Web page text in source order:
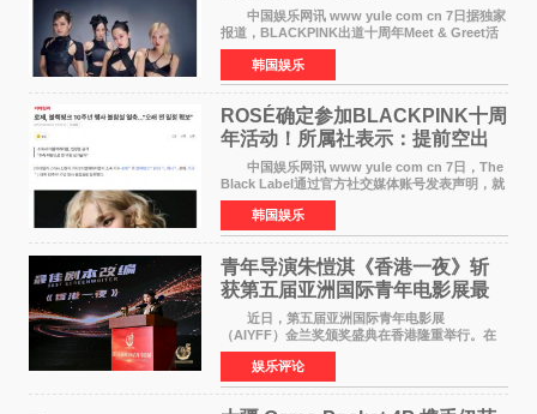
中国娱乐网讯 www yule com cn 7日据独家
报道，BLACKPINK出道十周年Meet & Greet活
动将由智秀、ROS&Eacute;、JENNIE出席，
LISA将缺席。 此前BLACKPINK所属社YG并
未为组合出道十周年做
韩国娱乐
ROSÉ确定参加BLACKPINK十周
年活动！所属社表示：提前空出
了时间
中国娱乐网讯 www yule com cn 7日，The
Black Label通过官方社交媒体账号发表声明，就
近期网络上关于ROS&Eacute;个人行程及是否参
加BLACKPINK出道纪念活动的种种猜测作出正
式回应。 Th
韩国娱乐
青年导演朱愷淇《香港一夜》斩
获第五届亚洲国际青年电影展最
佳剧本改编奖
近日，第五届亚洲国际青年电影展
（AIYFF）金兰奖颁奖盛典在香港隆重举行。在
这场汇聚数百位海内外电影人、文化界人士及媒
体代表的亚洲青年影视盛会上，香港本土电影
《香港一夜》（Dawn in Ho
娱乐评论